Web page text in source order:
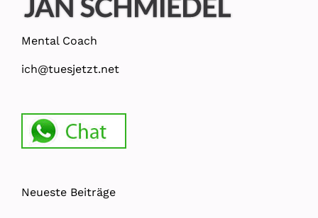
Mental Coach
ich@tuesjetzt.net
Neueste Beiträge